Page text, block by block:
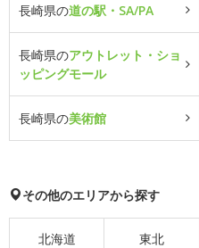
長崎県の道の駅・SA/PA
長崎県のアウトレット・ショ
ッピングモール
長崎県の美術館
その他のエリアから探す
北海道 東北